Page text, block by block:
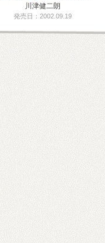
川津健二朗
発売日：2002.09.19